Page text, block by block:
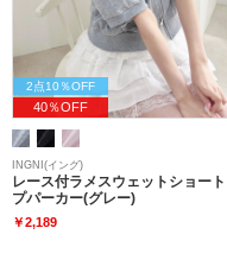
2点10％OFF
40％OFF
INGNI(イング)
レース付ラメスウェットショー
プパーカー(グレー)
￥2,189